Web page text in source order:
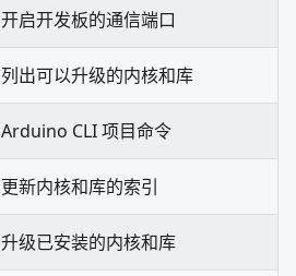
开启开发板的通信端口
列出可以升级的内核和库
Arduino CLI 项目命令
更新内核和库的索引
升级已安装的内核和库